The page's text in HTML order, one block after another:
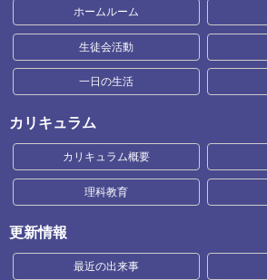
ホームルーム
生徒会活動
一日の生活
カリキュラム
カリキュラム概要
理科教育
更新情報
最近の出来事